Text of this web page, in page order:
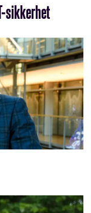
sikkerhet